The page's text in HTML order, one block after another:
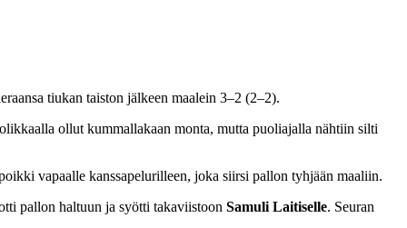
tiukan taiston jälkeen maalein 3–2 (2–2).
ollut kummallakaan monta, mutta puoliajalla nähtiin silti
vapaalle kanssapelurilleen, joka siirsi pallon tyhjään maaliin.
pallon haltuun ja syötti takaviistoon Samuli Laitiselle. Seuran